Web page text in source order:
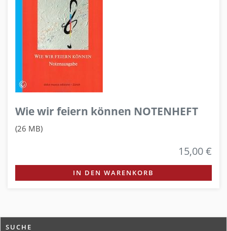
Wie wir feiern können NOTENHEFT
(26 MB)
15,00 €
IN DEN WARENKORB
SUCHE